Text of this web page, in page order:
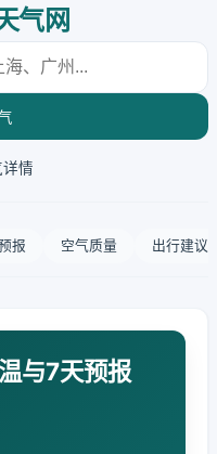
气网
情
报 空气质量 出行建议
与7天预报